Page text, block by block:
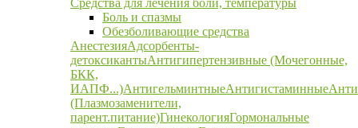
Средства для лечения боли, температуры
Боль и спазмы
Обезболивающие средства
АнестезияАдсорбенты-
детоксикантыАнтигипертензивные (Мочегонные,
БКК,
ИАПФ...)АнтигельминтныеАнтигистаминные
(Плазмозаменители,
парент.питание)ГинекологияГормональные